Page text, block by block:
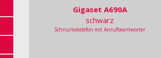
Gigaset A690A
schwarz
Schnurlostelefon mit Anrufbeantworter